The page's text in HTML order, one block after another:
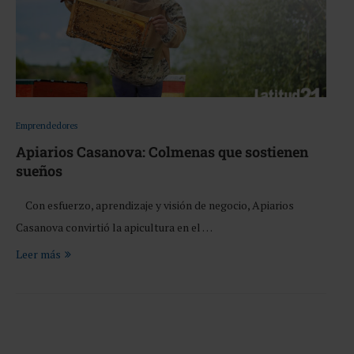
Emprendedores
Apiarios Casanova: Colmenas que sostienen
sueños
Con esfuerzo, aprendizaje y visión de negocio, Apiarios
Casanova convirtió la apicultura en el …
Leer más